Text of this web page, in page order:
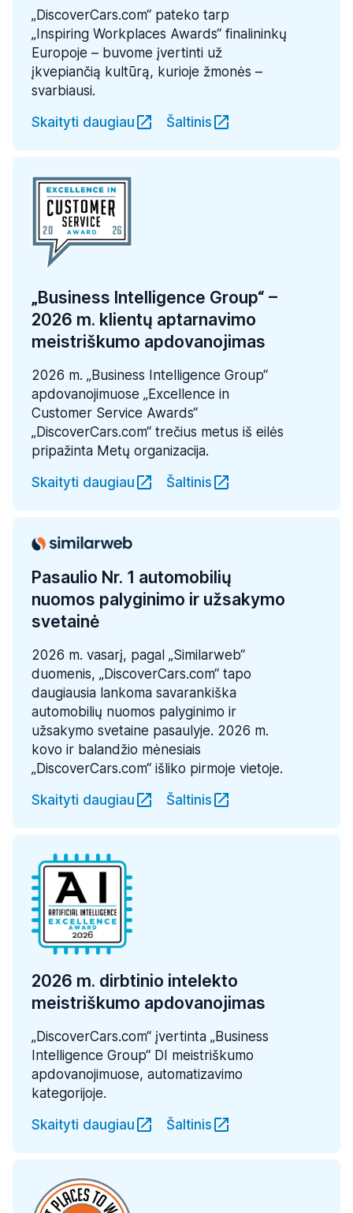
„DiscoverCars.com“ pateko tarp
„Inspiring Workplaces Awards“ finalininkų
Europoje – buvome įvertinti už
įkvepiančią kultūrą, kurioje žmonės –
svarbiausi.
Skaityti daugiau
Šaltinis
„Business Intelligence Group“ –
2026 m. klientų aptarnavimo
meistriškumo apdovanojimas
2026 m. „Business Intelligence Group“
apdovanojimuose „Excellence in
Customer Service Awards“
„DiscoverCars.com“ trečius metus iš eilės
pripažinta Metų organizacija.
Skaityti daugiau
Šaltinis
Pasaulio Nr. 1 automobilių
nuomos palyginimo ir užsakymo
svetainė
2026 m. vasarį, pagal „Similarweb“
duomenis, „DiscoverCars.com“ tapo
daugiausia lankoma savarankiška
automobilių nuomos palyginimo ir
užsakymo svetaine pasaulyje. 2026 m.
kovo ir balandžio mėnesiais
„DiscoverCars.com“ išliko pirmoje vietoje.
Skaityti daugiau
Šaltinis
2026 m. dirbtinio intelekto
meistriškumo apdovanojimas
„DiscoverCars.com“ įvertinta „Business
Intelligence Group“ DI meistriškumo
apdovanojimuose, automatizavimo
kategorijoje.
Skaityti daugiau
Šaltinis